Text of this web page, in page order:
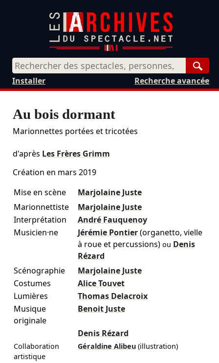
Recherche avancée
Installer
Au bois dormant
Marionnettes portées et tricotées
d'après Les Frères Grimm
Création en mars 2019
Mise en scène
Marjolaine Juste
Marionnettiste
Marjolaine Juste
Interprétation
André Fauquenoy
Musicien·ne
Jérémie Pontier (organetto, vielle
à roue et percussions) ou Denis
Rézard
Scénographie
Marjolaine Juste
Costumes
Alice Touvet
Lumières
Thomas Delacroix
Musique
originale
Benoit Juste
Denis Rézard
Collaboration
artistique
Géraldine Alibeu (illustration)